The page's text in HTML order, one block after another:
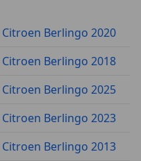
Citroen Berlingo 2020
Citroen Berlingo 2018
Citroen Berlingo 2025
Citroen Berlingo 2023
Citroen Berlingo 2013